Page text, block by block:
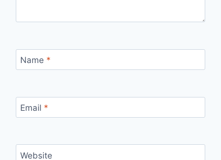
Name *
Email *
Website